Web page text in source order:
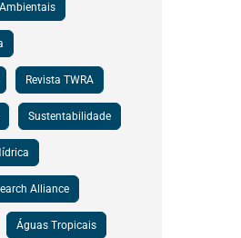
Revista TWRA
Sustentabilidade
Alliance
Águas Tropicais